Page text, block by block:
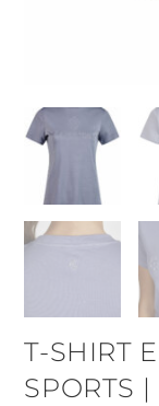
T-SHIRT
SPORTS